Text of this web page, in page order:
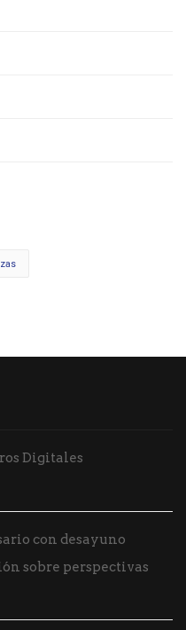
Digitales
con desayuno
sobre perspectivas